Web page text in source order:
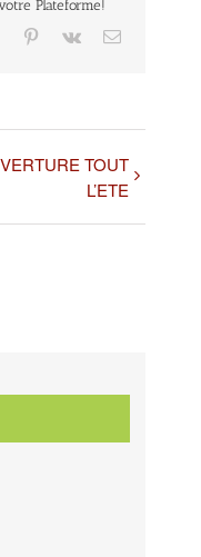
Plateforme!
Tumblr Pinterest
Vk Email
TOUT
L’ETE